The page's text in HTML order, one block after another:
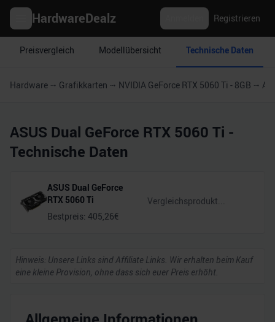
HardwareDealz Registrieren
Preisvergleich Modellübersicht Technische Daten
Hardware Grafikkarten NVIDIA GeForce RTX 5060 Ti - 8GB
ASUS Dual GeForce RTX 5060 Ti -
Technische Daten
ASUS Dual GeForce
RTX 5060 Ti
Bestpreis: 405,26€
Hinweis: Unsere Links sind Affiliate Links. Wir erhalten beim Kauf
eine kleine Provision, ohne dass sich euer Preis erhöht.